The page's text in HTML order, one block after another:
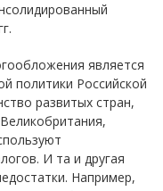
является
политики Российской
развитых стран,
И та и другая
Например,